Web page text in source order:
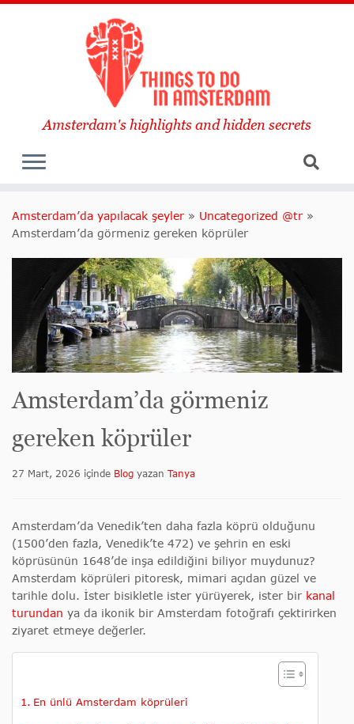
Amsterdam's highlights and hidden secrets
Amsterdam’da yapılacak şeyler » Uncategorized @tr »
Amsterdam’da görmeniz gereken köprüler
Amsterdam’da görmeniz
gereken köprüler
27 Mart, 2026 içinde Blog yazan Tanya
Amsterdam’da Venedik’ten daha fazla köprü olduğunu
(1500’den fazla, Venedik’te 472) ve şehrin en eski
köprüsünün 1648’de inşa edildiğini biliyor muydunuz?
Amsterdam köprüleri pitoresk, mimari açıdan güzel ve
tarihle dolu. İster bisikletle ister yürüyerek, ister bir kanal
turundan ya da ikonik bir Amsterdam fotoğrafı çektirirken
ziyaret etmeye değerler.
En ünlü Amsterdam köprüleri